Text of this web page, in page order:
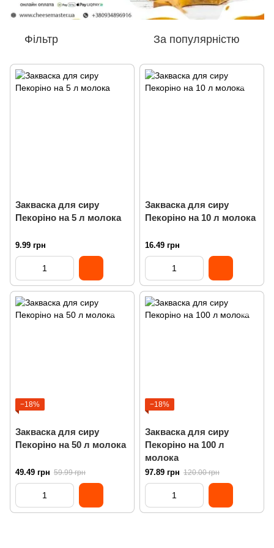
Фільтр За популярністю
Закваска для сиру
Пекоріно на 5 л молока
9.99 грн
Закваска для сиру
Пекоріно на 10 л молока
16.49 грн
−18%
Закваска для сиру
Пекоріно на 50 л молока
49.49 грн 59.99 грн
−18%
Закваска для сиру
Пекоріно на 100 л
молока
97.89 грн 120.00 грн